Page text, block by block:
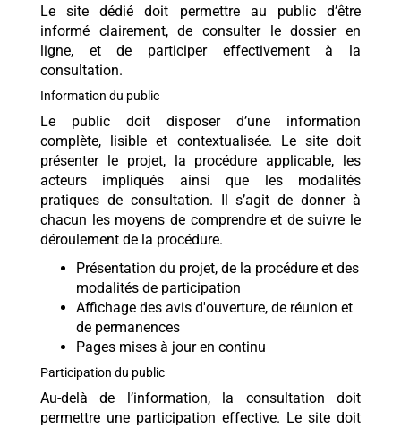
Le site dédié doit permettre au public d’être
informé clairement, de consulter le dossier en
ligne, et de participer effectivement à la
consultation.
Information du public
Le public doit disposer d’une information
complète, lisible et contextualisée. Le site doit
présenter le projet, la procédure applicable, les
acteurs impliqués ainsi que les modalités
pratiques de consultation. Il s’agit de donner à
chacun les moyens de comprendre et de suivre le
déroulement de la procédure.
Présentation du projet, de la procédure et des
modalités de participation
Affichage des avis d'ouverture, de réunion et
de permanences
Pages mises à jour en continu
Participation du public
Au-delà de l’information, la consultation doit
permettre une participation effective. Le site doit